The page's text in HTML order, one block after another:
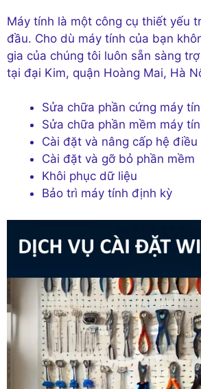
Máy tính là một công cụ thiết yếu
đầu. Cho dù máy tính của bạn
gia của chúng tôi luôn sẵn sàng
tại đại Kim, quận Hoàng Mai, Hà
Sửa chữa phần cứng máy
Sửa chữa phần mềm máy
Cài đặt và nâng cấp hệ điều
Cài đặt và gỡ bỏ phần mềm
Khôi phục dữ liệu
Bảo trì máy tính định kỳ